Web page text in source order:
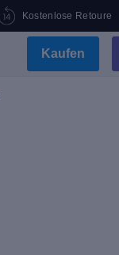
Kostenlose Retoure
Kaufen